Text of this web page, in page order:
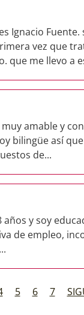
Ignacio
vez que
que me llevo a
amable y
bilingüe así
de...
años y soy
de empleo,
5 6 7